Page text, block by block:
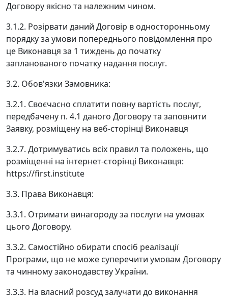
Договору якісно та належним чином.
3.1.2. Розірвати даний Договір в односторонньому
порядку за умови попереднього повідомлення про
це Виконавця за 1 тиждень до початку
запланованого початку надання послуг.
3.2. Обов'язки Замовника:
3.2.1. Своєчасно сплатити повну вартість послуг,
передбачену п. 4.1 даного Договору та заповнити
Заявку, розміщену на веб-сторінці Виконавця
3.2.7. Дотримуватись всіх правил та положень, що
розміщенні на інтернет-сторінці Виконавця:
https://first.institute
3.3. Права Виконавця:
3.3.1. Отримати винагороду за послуги на умовах
цього Договору.
3.3.2. Самостійно обирати спосіб реалізації
Програми, що не може суперечити умовам Договору
та чинному законодавству України.
3.3.3. На власний розсуд залучати до виконання